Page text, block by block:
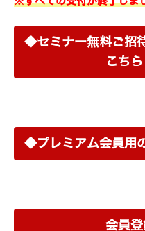
◆セミナー無料ご招
こち
◆プレミアム会員用
会員